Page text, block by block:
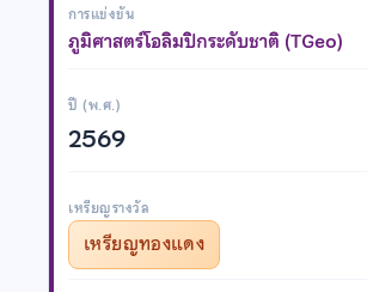
การแข่งขัน
ภูมิศาสตร์โอลิมปิกระดับชาติ (TGeo)
ปี (พ.ศ.)
2569
เหรียญรางวัล
เหรียญทองแดง